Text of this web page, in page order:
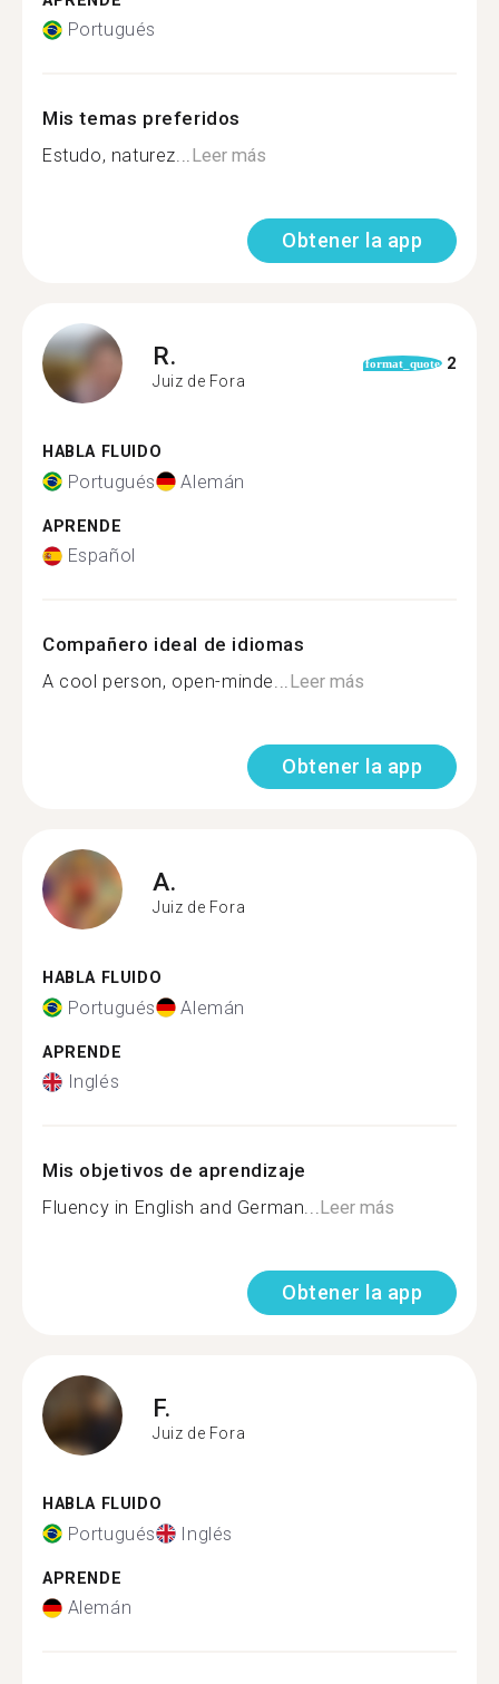
Portugués
Mis temas preferidos
Estudo, naturez...Leer más
Obtener la app
R.
Juiz de Fora
format_quote 2
HABLA FLUIDO
Portugués Alemán
APRENDE
Español
Compañero ideal de idiomas
A cool person, open-minde...Leer más
Obtener la app
A.
Juiz de Fora
HABLA FLUIDO
Portugués Alemán
APRENDE
Inglés
Mis objetivos de aprendizaje
Fluency in English and German...Leer más
Obtener la app
F.
Juiz de Fora
HABLA FLUIDO
Portugués Inglés
APRENDE
Alemán